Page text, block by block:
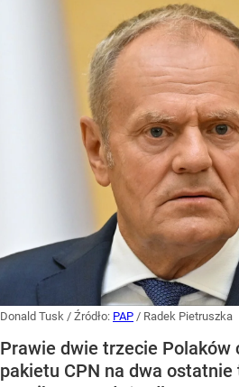
Donald Tusk / Źródło: PAP / Radek Pietruszka
Prawie dwie trzecie Polaków
pakietu CPN na dwa